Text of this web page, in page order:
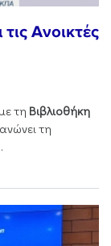
Ανοικτές
τη Βιβλιοθήκη
τη